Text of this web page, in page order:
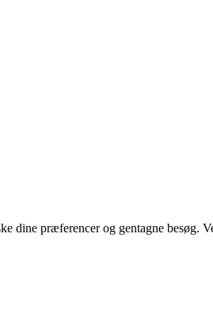
dine præferencer og gentagne